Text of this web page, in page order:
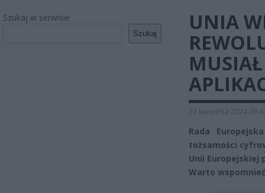
Szukaj w serwisie
Szukaj
UNIA
21 kwietnia 2024
Rada
tożsamości
Unii
Warto